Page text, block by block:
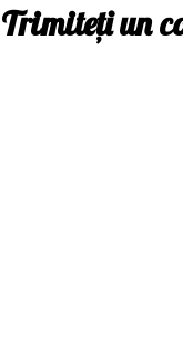
Trimiteți un